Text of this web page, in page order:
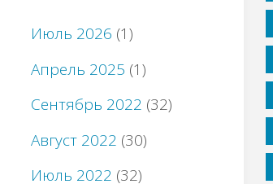
Июль 2026 (1)
Апрель 2025 (1)
Сентябрь 2022 (32)
Август 2022 (30)
Июль 2022 (32)